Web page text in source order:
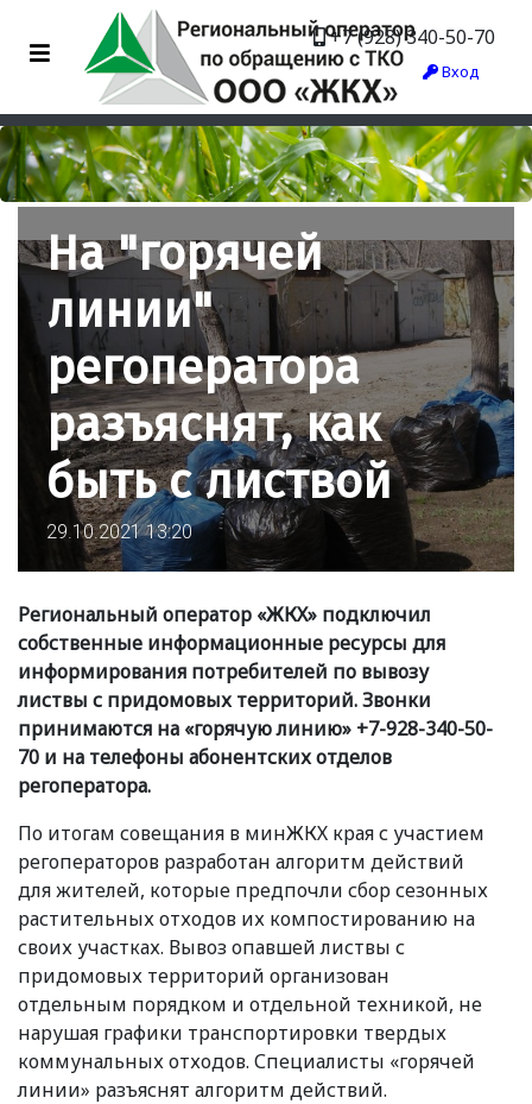
+7 (928) 340-50-70
Вход
На "горячей
линии"
регоператора
разъяснят, как
быть с листвой
29.10.2021 13:20
Региональный оператор «ЖКХ» подключил
собственные информационные ресурсы для
информирования потребителей по вывозу
листвы с придомовых территорий. Звонки
принимаются на «горячую линию» +7-928-340-50-
70 и на телефоны абонентских отделов
регоператора.
По итогам совещания в минЖКХ края с участием
регоператоров разработан алгоритм действий
для жителей, которые предпочли сбор сезонных
растительных отходов их компостированию на
своих участках. Вывоз опавшей листвы с
придомовых территорий организован
отдельным порядком и отдельной техникой, не
нарушая графики транспортировки твердых
коммунальных отходов. Специалисты «горячей
линии» разъяснят алгоритм действий.